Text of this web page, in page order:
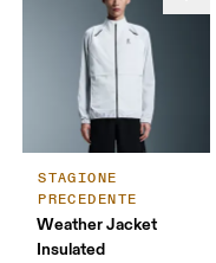
STAGIONE
PRECEDENTE
Weather Jacket
Insulated